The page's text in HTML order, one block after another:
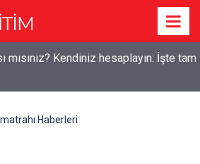
mısınız? Kendiniz hesaplayın: İşte tam
Haberleri